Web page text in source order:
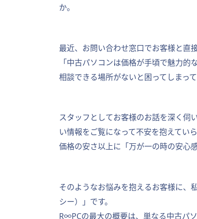
か。
最近、お問い合わせ窓口でお客様と直
「中古パソコンは価格が手頃で魅力
相談できる場所がないと困ってしまっ
スタッフとしてお客様のお話を深く伺
い情報をご覧になって不安を抱えてい
価格の安さ以上に「万が一の時の安心
そのようなお悩みを抱えるお客様に、
シー）」です。
R∞PCの最大の概要は、単なる中古パ